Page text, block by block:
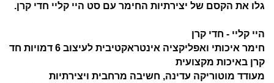
גלו את הקסם של יצירתיות החימר עם סט היי קליי חדי קרן.
היי קליי - חדי קרן
חימר איכותי ואפליקציה אינטראקטיבית לעיצוב 6 דמויות חד
קרן באיכות מקצועית
מעודד מוטוריקה עדינה, חשיבה מרחבית ויצירתיות